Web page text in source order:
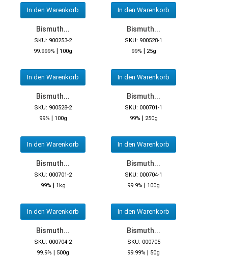
In den Warenkorb In den Warenkorb
Bismuth...
SKU: 900253-2
99.999% | 100g
In den Warenkorb
Bismuth...
SKU: 900528-1
99% | 25g
In den Warenkorb
Bismuth...
SKU: 900528-2
99% | 100g
In den Warenkorb
Bismuth...
SKU: 000701-1
99% | 250g
In den Warenkorb
Bismuth...
SKU: 000701-2
99% | 1kg
In den Warenkorb
Bismuth...
SKU: 000704-1
99.9% | 100g
In den Warenkorb
Bismuth...
SKU: 000704-2
99.9% | 500g
Bismuth...
SKU: 000705
99.99% | 50g